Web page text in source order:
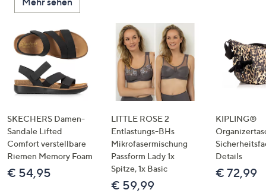
SKECHERS Damen-
Sandale Lifted
Comfort verstellbare
Riemen Memory Foam
€ 54,95
LITTLE ROSE 2
Entlastungs-BHs
Mikrofasermischung
Passform Lady 1x
Spitze, 1x Basic
€ 59,99
KIPLING®
Details
€ 72,99